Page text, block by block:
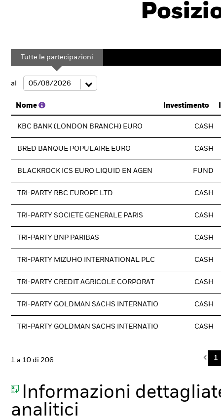
Tutte le partecipazioni
al
Nome Investimento
KBC BANK (LONDON BRANCH) EURO CASH
BRED BANQUE POPULAIRE EURO CASH
BLACKROCK ICS EURO LIQUID EN AGEN FUND
TRI-PARTY RBC EUROPE LTD CASH
TRI-PARTY SOCIETE GENERALE PARIS CASH
TRI-PARTY BNP PARIBAS CASH
TRI-PARTY MIZUHO INTERNATIONAL PLC CASH
TRI-PARTY CREDIT AGRICOLE CORPORAT CASH
TRI-PARTY GOLDMAN SACHS INTERNATIO CASH
TRI-PARTY GOLDMAN SACHS INTERNATIO CASH
1 a 10 di 206 1
Informazioni
analitici